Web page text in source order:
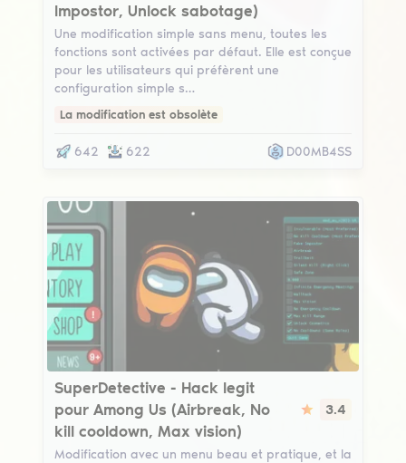
Impostor, Unlock sabotage)
Une modification simple sans menu, toutes les
fonctions sont activées par défaut. Elle est conçue
pour les utilisateurs qui préfèrent une
configuration simple s…
La modification est obsolète
642 622 D00MB4SS
SuperDetective
SuperDetective - Hack legit
pour Among Us (Airbreak, No
kill cooldown, Max vision)
3.4
Modification avec un menu beau et pratique, et la